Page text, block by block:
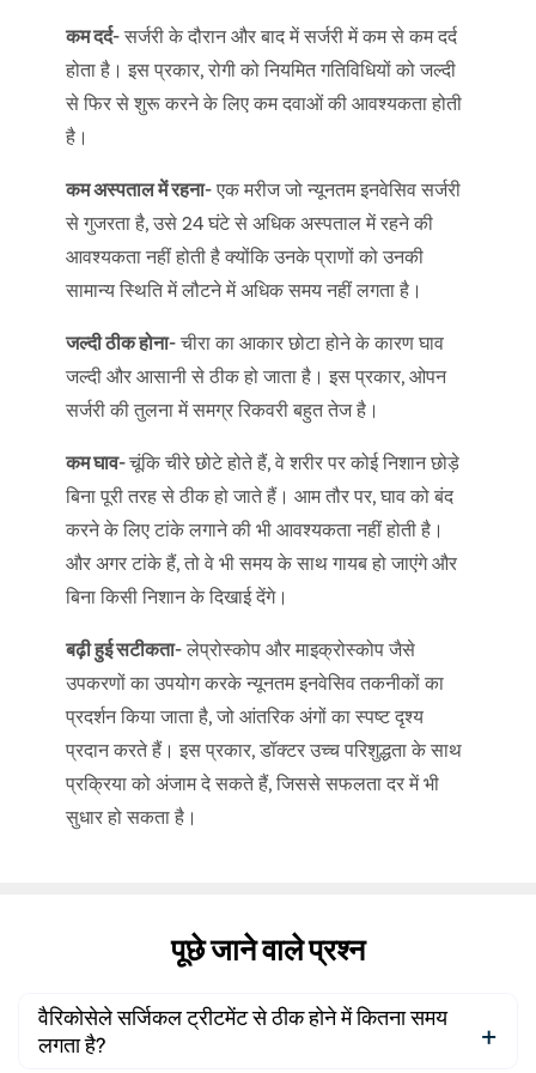
कम दर्द- सर्जरी के दौरान और बाद में सर्जरी में कम से कम दर्द
होता है। इस प्रकार, रोगी को नियमित गतिविधियों को जल्दी
से फिर से शुरू करने के लिए कम दवाओं की आवश्यकता होती
है।
कम अस्पताल में रहना- एक मरीज जो न्यूनतम इनवेसिव सर्जरी
से गुजरता है, उसे 24 घंटे से अधिक अस्पताल में रहने की
आवश्यकता नहीं होती है क्योंकि उनके प्राणों को उनकी
सामान्य स्थिति में लौटने में अधिक समय नहीं लगता है।
जल्दी ठीक होना- चीरा का आकार छोटा होने के कारण घाव
जल्दी और आसानी से ठीक हो जाता है। इस प्रकार, ओपन
सर्जरी की तुलना में समग्र रिकवरी बहुत तेज है।
कम घाव-चूंकि चीरे छोटे होते हैं, वे शरीर पर कोई निशान छोड़े
बिना पूरी तरह से ठीक हो जाते हैं। आम तौर पर, घाव को बंद
करने के लिए टांके लगाने की भी आवश्यकता नहीं होती है।
और अगर टांके हैं, तो वे भी समय के साथ गायब हो जाएंगे और
बिना किसी निशान के दिखाई देंगे।
बढ़ी हुई सटीकता- लेप्रोस्कोप और माइक्रोस्कोप जैसे
उपकरणों का उपयोग करके न्यूनतम इनवेसिव तकनीकों का
प्रदर्शन किया जाता है, जो आंतरिक अंगों का स्पष्ट दृश्य
प्रदान करते हैं। इस प्रकार, डॉक्टर उच्च परिशुद्धता के साथ
प्रक्रिया को अंजाम दे सकते हैं, जिससे सफलता दर में भी
सुधार हो सकता है।
पूछे जाने वाले प्रश्न
वैरिकोसेले सर्जिकल ट्रीटमेंट से ठीक होने में कितना समय
लगता है?